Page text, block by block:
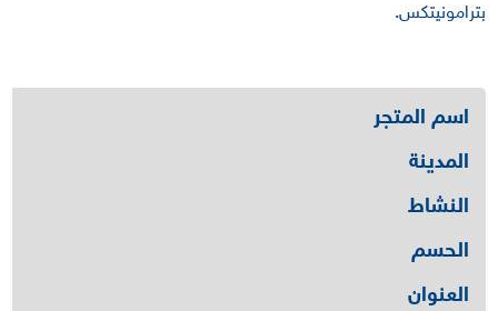
بترامونيتكس.
اسم المتجر
المدينة
النشاط
الحسم
العنوان